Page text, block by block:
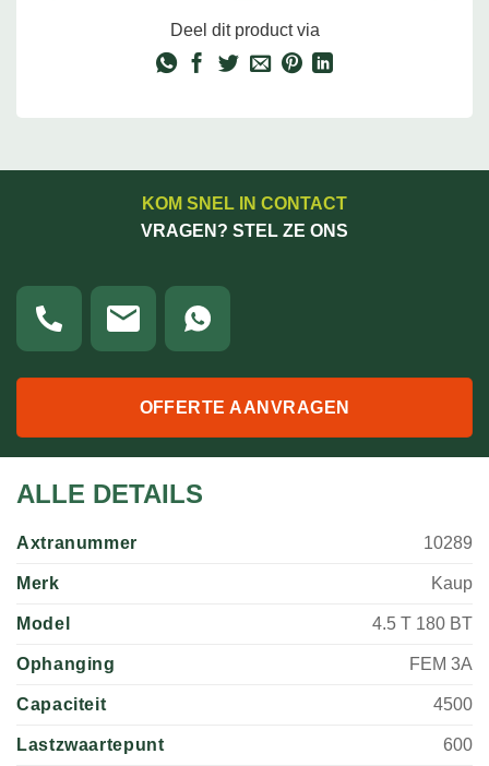
Deel dit product via
KOM SNEL IN CONTACT
VRAGEN? STEL ZE ONS
OFFERTE AANVRAGEN
ALLE DETAILS
Axtranummer 10289
Merk Kaup
Model 4.5 T 180 BT
Ophanging FEM 3A
Capaciteit 4500
Lastzwaartepunt 600